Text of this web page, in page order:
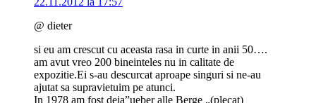
@ dieter
si eu am crescut cu aceasta rasa in curte in anii 50….
am avut vreo 200 bineinteles nu in calitate de
expozitie.Ei s-au descurcat aproape singuri si ne-au
ajutat sa supravietuim pe atunci.
In 1978 am fost deja”ueber alle Berge „(plecat)